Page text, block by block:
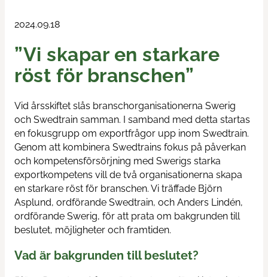
Train & Rail
Swedtrain's graduation prize
Swedtrain Internship Program
Swedtrain Tech&Future
Open board meetings
Career paths
Members
About us
2024.09.18
”Vi skapar en starkare
röst för branschen”
Vid årsskiftet slås branschorganisationerna Swerig
och Swedtrain samman. I samband med detta startas
en fokusgrupp om exportfrågor upp inom Swedtrain.
Genom att kombinera Swedtrains fokus på påverkan
och kompetensförsörjning med Swerigs starka
exportkompetens vill de två organisationerna skapa
en starkare röst för branschen. Vi träffade Björn
Asplund, ordförande Swedtrain, och Anders Lindén,
ordförande Swerig, för att prata om bakgrunden till
beslutet, möjligheter och framtiden.
Vad är bakgrunden till beslutet?